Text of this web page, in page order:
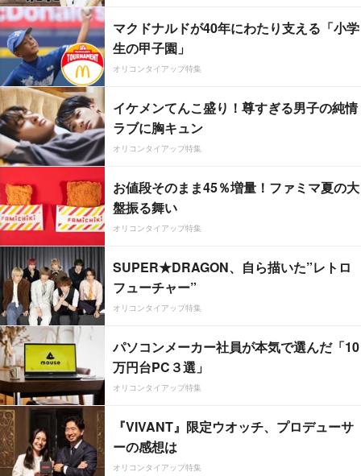
マクドナルドが40年にわたり支える「小学
生の甲子園」
オリコンタイアップ特集
イケメンてんこ盛り！尊すぎる男子の純情
ラブに胸キュン
オリコンタイアップ特集
お値段そのまま45％増量！ファミマ夏の大
盤振る舞い
オリコンタイアップ特集
SUPER★DRAGON、自ら描いた”レトロ
フューチャー”
オリコンタイアップ特集
パソコンメーカー社員が本気で選んだ「10
万円台PC３選」
オリコンタイアップ特集
『VIVANT』限定ウオッチ、プロデューサ
ーの感想は
オリコンタイアップ特集